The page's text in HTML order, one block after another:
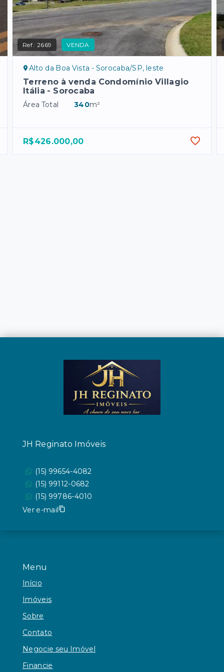
Ref.:2669 VENDA
Alto da Boa Vista - Sorocaba/SP, leste
Terreno à venda Condomínio Villagio
Itália - Sorocaba
Área Total 340m²
R$426.000,00
Menu
Início
Imóveis
Sobre
Contato
Negocie seu Imóvel
Financie
JH Reginato Imóveis
(15) 99654-4082
(15) 99112-0682
(15) 99786-4010
Ver e-mail